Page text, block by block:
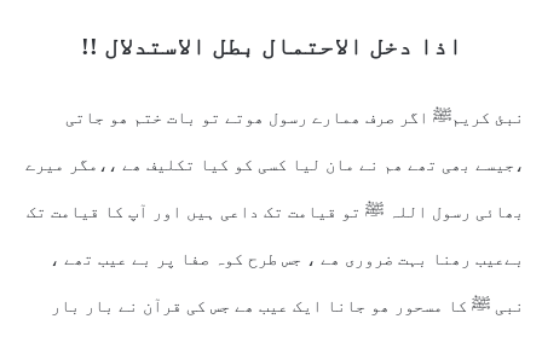
اذا دخل الاحتمال بطل الاستدلال !!
نبئ کریمﷺ اگر صرف ھمارے رسول ھوتے تو بات ختم ھو جاتی
،جیسے بھی تھے ھم نے مان لیا کسی کو کیا تکلیف ھے ،،مگر میرے
بھائی رسول اللہ ﷺ تو قیامت تک داعی ہیں اور آپ کا قیامت تک
بےعیب رھنا بہت ضروری ھے ، جس طرح کوہ صفا پر بے عیب تھے ،
نبی ﷺ کا مسحور ھو جانا ایک عیب ھے جس کی قرآن نے بار بار